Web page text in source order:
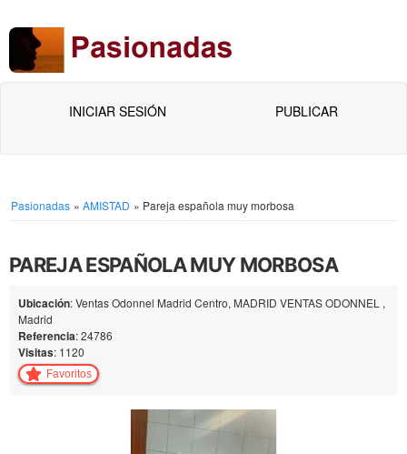
INICIAR SESIÓN PUBLICAR
Pasionadas » AMISTAD » Pareja española muy morbosa
PAREJA ESPAÑOLA MUY MORBOSA
Ubicación: Ventas Odonnel Madrid Centro, MADRID VENTAS ODONNEL ,
Madrid
Referencia: 24786
Visitas: 1120
Favoritos